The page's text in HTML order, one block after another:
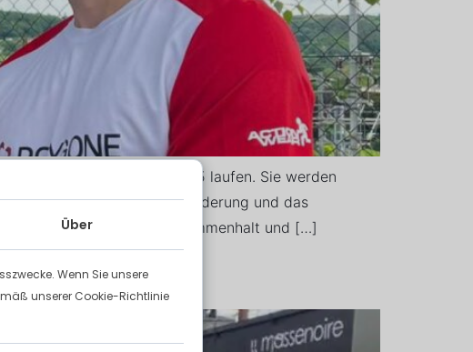
Marathon Luxembourg 2025 laufen. Sie werden
für die Herausforderung und das
das vom Teamzusammenhalt und […]
Über
Wenn Sie unsere
unserer Cookie-Richtlinie